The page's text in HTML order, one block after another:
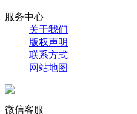
服务中心
关于我们
版权声明
联系方式
网站地图
微信客服